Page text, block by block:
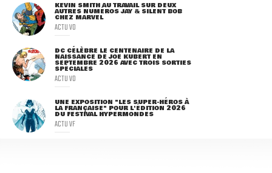
KEVIN SMITH AU TRAVAIL SUR DEUX
AUTRES NUMÉROS JAY & SILENT BOB
CHEZ MARVEL
ACTU VO
DC CÉLÈBRE LE CENTENAIRE DE LA
NAISSANCE DE JOE KUBERT EN
SEPTEMBRE 2026 AVEC TROIS SORTIES
SPÉCIALES
ACTU VO
UNE EXPOSITION "LES SUPER-HÉROS À
LA FRANÇAISE" POUR L'ÉDITION 2026
DU FESTIVAL HYPERMONDES
ACTU VF